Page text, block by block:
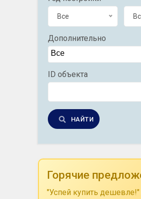
Все
Дополнительно
ID объекта
НАЙТИ
Горячие
"Успей купить